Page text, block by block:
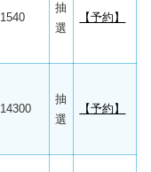
1540
抽
選
【予約】
14300
抽
選
【予約】